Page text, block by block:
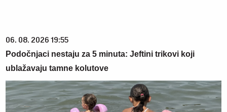
06. 08. 2026 19:55
Podočnjaci nestaju za 5 minuta: Jeftini trikovi koji
ublažavaju tamne kolutove